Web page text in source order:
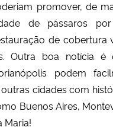
promover, de
de pássaros
de cobertura
Outra boa notícia é
podem
cidades com
Buenos Aires,
Maria!